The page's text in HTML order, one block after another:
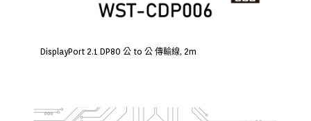
DisplayPort 2.1 DP80 公 to 公 傳輸線, 2m